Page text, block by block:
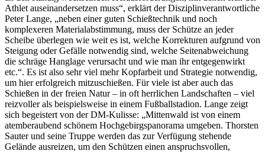
Athlet auseinandersetzen muss“, erklärt der Disziplinverantwortliche
Peter Lange, „neben einer guten Schießtechnik und noch
komplexeren Materialabstimmung, muss der Schütze an jeder
Scheibe überlegen wie weit es ist, welche Korrekturen aufgrund von
Steigung oder Gefälle notwendig sind, welche Seitenabweichung
die schräge Hanglage verursacht und wie man ihr entgegenwirkt
etc.“. Es ist also sehr viel mehr Kopfarbeit und Strategie notwendig,
um hier erfolgreich mitzuschießen. Für viele ist aber auch das
Schießen in der freien Natur – in oft herrlichen Landschaften – viel
reizvoller als beispielsweise in einem Fußballstadion. Lange zeigt
sich begeistert von der DM-Kulisse: „Mittenwald ist von einem
atemberaubend schönem Hochgebirgspanorama umgeben. Thorsten
Sauter und seine Truppe werden das zur Verfügung stehende
Gelände ausreizen, um den Schützen einen anspruchsvollen,